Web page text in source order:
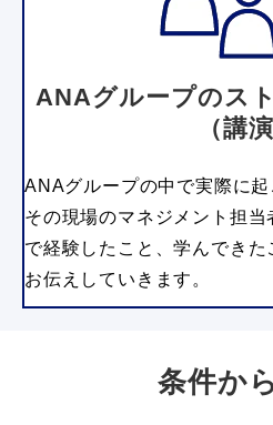
ANAグループのス
（講演
ANAグループの中で実際に起
その現場のマネジメント担当
で経験したこと、学んでき
お伝えしていきます。
条件か